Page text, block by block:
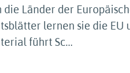
Länder der
lernen sie die EU
führt Sc...